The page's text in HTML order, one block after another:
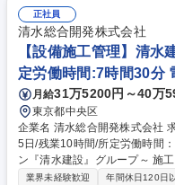
下水道,ダム ○工程:基本設計(デ
施設計,意匠,造設計(基礎/骨組
安全管理,建築費用算出/見積,
募集職種 大阪【BIM・建築
正社員
清水総合開発株式会社
【設備施工管理】清水
定労働時間:7時間30分
月給31万5200円～40万
東京都中央区
企業名 清水総合開発株式会社 求人名 【設備施工管理】清水建設G/年休12
5日/残業10時間/所定労働時間：7時間30分 仕事の内
ン『清水建設』グループ～ 施
全般をご担当いただきます。 ■オフィスビル等の修繕工事（機器更新、テ
業界未経験歓迎 年間休日120日